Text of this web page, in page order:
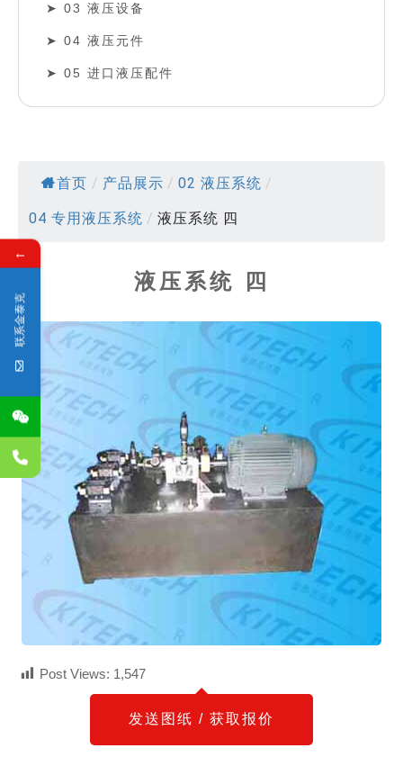
03 液压设备
04 液压元件
05 进口液压配件
首页 / 产品展示 / 02 液压系统 /
04 专用液压系统 / 液压系统 四
液压系统 四
Post Views: 1,547
发送图纸 / 获取报价
←
联系金泰克